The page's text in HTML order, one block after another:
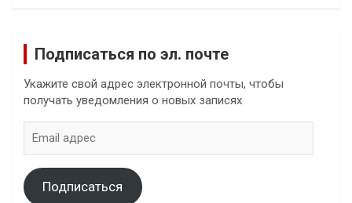
Подписаться по эл. почте
Укажите свой адрес электронной почты, чтобы
получать уведомления о новых записях
адрес
Подписаться